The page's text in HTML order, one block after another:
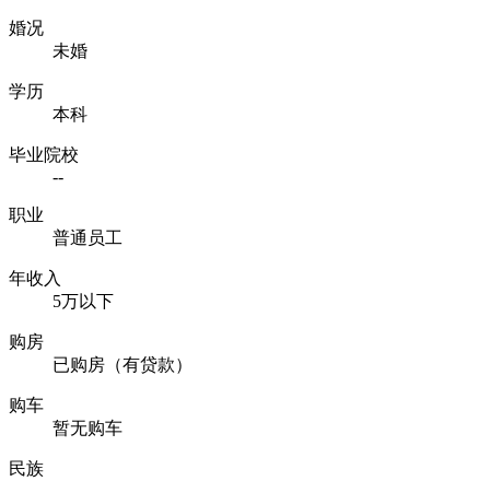
婚况
未婚
学历
本科
毕业院校
--
职业
普通员工
年收入
5万以下
购房
已购房（有贷款）
购车
暂无购车
民族